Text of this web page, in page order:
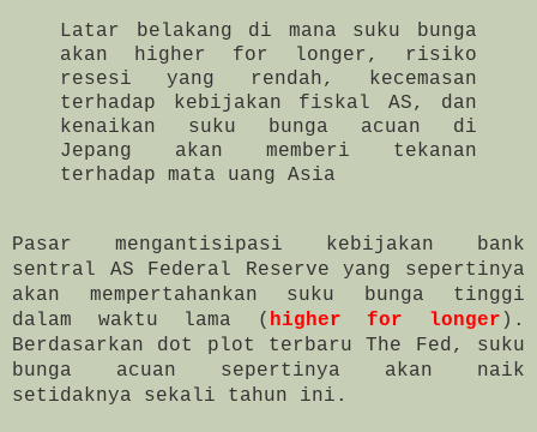
Latar belakang di mana suku bunga
akan higher for longer, risiko
resesi yang rendah, kecemasan
terhadap kebijakan fiskal AS, dan
kenaikan suku bunga acuan di
Jepang akan memberi tekanan
terhadap mata uang Asia
Pasar mengantisipasi kebijakan bank
sentral AS Federal Reserve yang sepertinya
akan mempertahankan suku bunga tinggi
dalam waktu lama ( higher for longer ).
Berdasarkan dot plot terbaru The Fed, suku
bunga acuan sepertinya akan naik
setidaknya sekali tahun ini.